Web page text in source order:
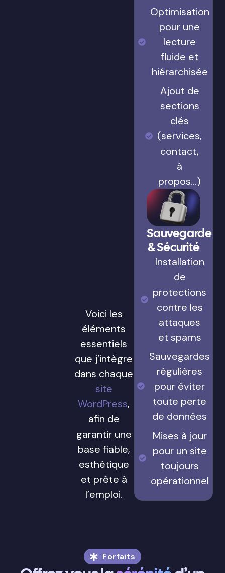
Voici les
éléments
essentiels
que j’intègre
dans chaque
site
WordPress,
afin de
garantir une
base fiable,
esthétique
et prête à
l’emploi.
Optimisation
pour une
lecture
fluide et
hiérarchisée
Ajout de
sections
clés
(services,
contact,
à
propos…)
Sauvegarde
& Sécurité
Installation
de
protections
contre les
attaques
et spams
Sauvegardes
régulières
pour éviter
toute perte
de données
Mises à jour
pour un site
toujours
opérationnel
Forfaits